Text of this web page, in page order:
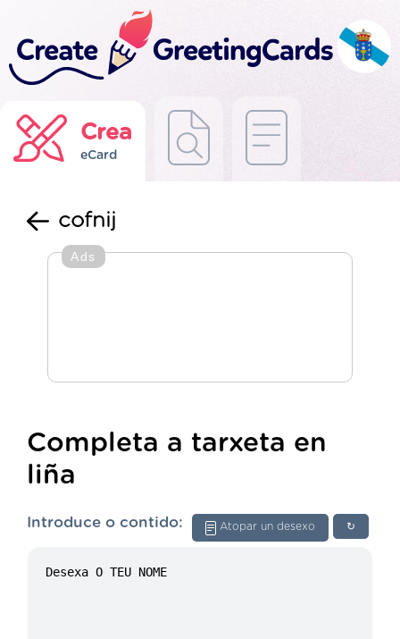
Crea
eCard
cofnij
Ads
Completa a tarxeta en
liña
↻
Atopar un desexo
Introduce o contido: